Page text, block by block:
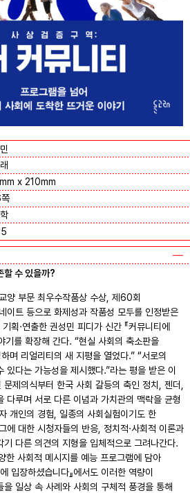
x 210mm
할 수 있을까?
양 부문 최우수작품상 수상, 제60회
이트 등으로 화제성과 작품성 모두를 인정받은
기획·연출한 권성민 피디가 신간 『커뮤니티에
기를 확장해 간다. “현실 사회의 축소판을
며 리얼리티의 새 지평을 열었다.” “서로의
있다는 가능성을 제시했다.”라는 평을 받은 이
제의식부터 한국 사회 갈등의 축인 정치, 젠더,
다루며 서로 다른 이념과 가치관의 맥락을 균형
개인의 경험, 일종의 사회실험이기도 한
에 대한 시청자들의 반응, 정치적·사회적 이론과
다른 의견의 지형을 입체적으로 그려나간다.
한 사회적 메시지를 예능 프로그램에 담아
입장하셨습니다』에서도 이러한 역량이
을 일상 속 사례와 사회의 구체적 풍경을 통해